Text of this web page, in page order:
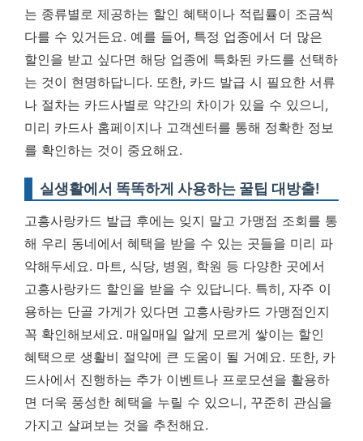
는 종류별로 제공하는 할인 혜택이나 적립률이 조금씩
다를 수 있거든요. 예를 들어, 특정 업종에서 더 많은
할인을 받고 싶다면 해당 업종에 특화된 카드를 선택하
는 것이 현명하답니다. 또한, 카드 발급 시 필요한 서류
나 절차는 카드사별로 약간의 차이가 있을 수 있으니,
미리 카드사 홈페이지나 고객센터를 통해 정확한 정보
를 확인하는 것이 중요해요.
실생활에서 똑똑하게 사용하는 꿀팁 대방출!
고흥사랑카드 발급 후에는 잊지 말고 가맹점 조회를 통
해 우리 동네에서 혜택을 받을 수 있는 곳들을 미리 파
악해두세요. 마트, 식당, 병원, 학원 등 다양한 곳에서
고흥사랑카드 할인을 받을 수 있답니다. 특히, 자주 이
용하는 단골 가게가 있다면 고흥사랑카드 가맹점인지
꼭 확인해보세요. 매일매일 알게 모르게 쌓이는 할인
혜택으로 생활비 절약에 큰 도움이 될 거예요. 또한, 카
드사에서 진행하는 추가 이벤트나 프로모션을 활용하
면 더욱 풍성한 혜택을 누릴 수 있으니, 꾸준히 관심을
가지고 살펴보는 것을 추천해요.